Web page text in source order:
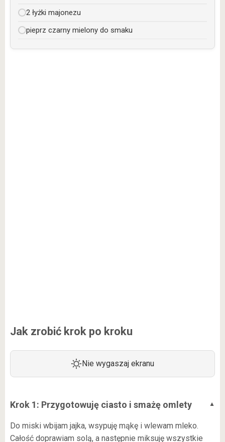
2 łyżki majonezu
pieprz czarny mielony do smaku
Jak zrobić krok po kroku
Nie wygaszaj ekranu
Krok 1: Przygotowuję ciasto i smażę omlety
Do miski wbijam jajka, wsypuję mąkę i wlewam mleko.
Całość doprawiam solą, a następnie miksuję wszystkie